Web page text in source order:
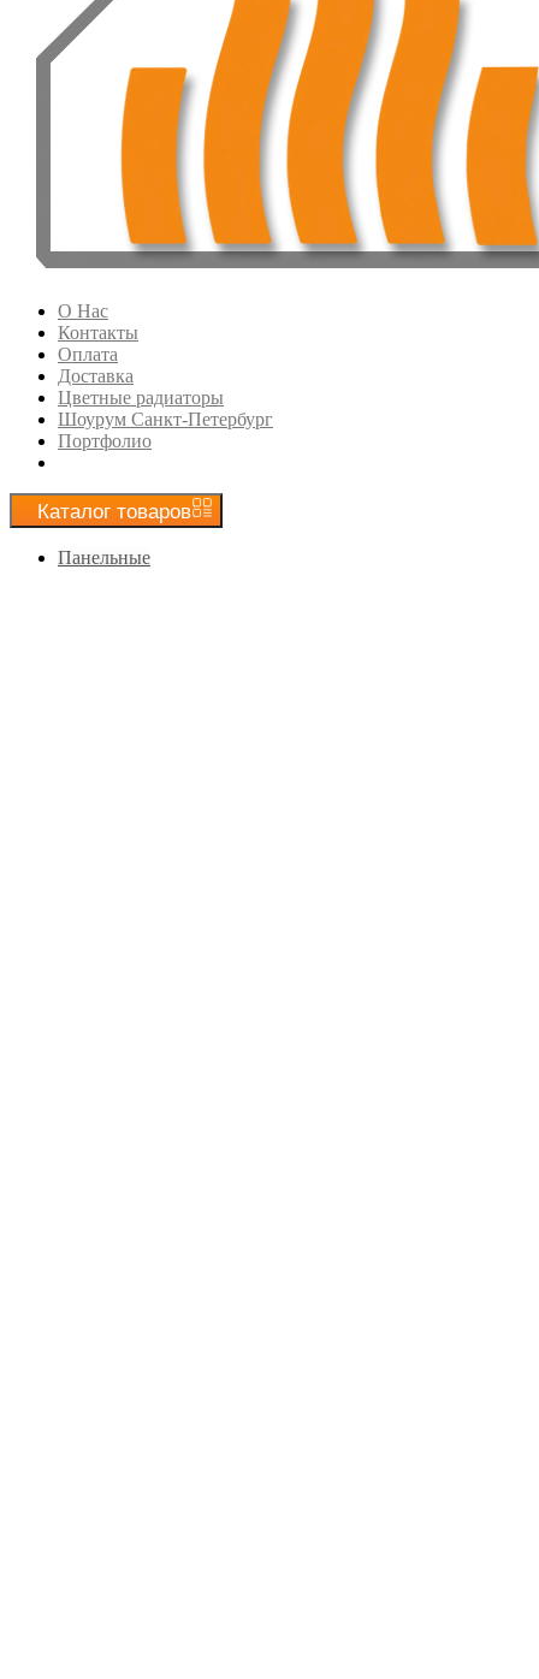
О Нас
Контакты
Оплата
Доставка
Цветные радиаторы
Шоурум Санкт-Петербург
Портфолио
Каталог товаров
Панельные